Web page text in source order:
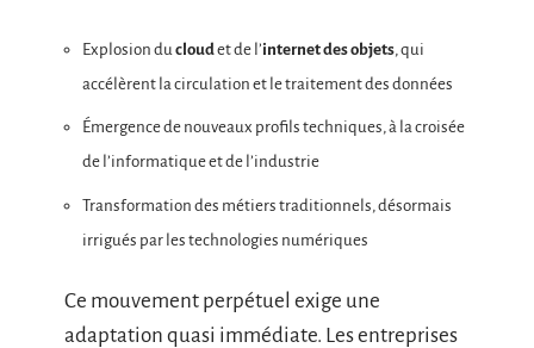
Explosion du cloudet de l’internet des objets, qui
accélèrent la circulation et le traitement des données
Émergence de nouveaux profils techniques, à la croisée
de l’informatique et de l’industrie
Transformation des métiers traditionnels, désormais
irrigués par les technologies numériques
Ce mouvement perpétuel exige une
adaptation quasi immédiate. Les entreprises